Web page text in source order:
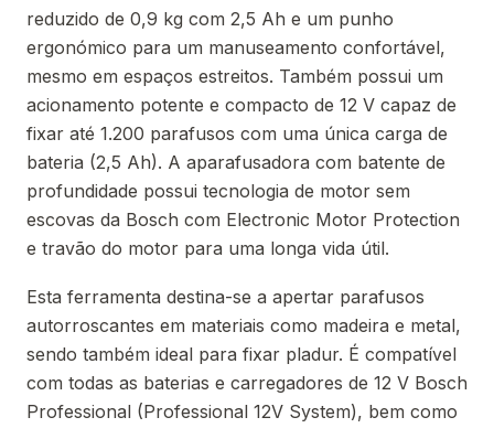
reduzido de 0,9 kg com 2,5 Ah e um punho
ergonómico para um manuseamento confortável,
mesmo em espaços estreitos. Também possui um
acionamento potente e compacto de 12 V capaz de
fixar até 1.200 parafusos com uma única carga de
bateria (2,5 Ah). A aparafusadora com batente de
profundidade possui tecnologia de motor sem
escovas da Bosch com Electronic Motor Protection
e travão do motor para uma longa vida útil.
Esta ferramenta destina-se a apertar parafusos
autorroscantes em materiais como madeira e metal,
sendo também ideal para fixar pladur. É compatível
com todas as baterias e carregadores de 12 V Bosch
Professional (Professional 12V System), bem como